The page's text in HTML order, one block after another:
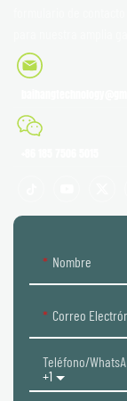
Nombre
Correo
+1
Teléfono/